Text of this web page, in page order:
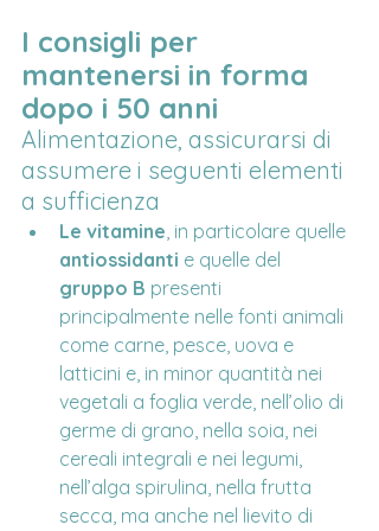
I consigli per
mantenersi in forma
dopo i 50 anni
Alimentazione, assicurarsi di
assumere i seguenti elementi
a sufficienza
Le vitamine, in particolare quelle
antiossidanti e quelle del
gruppo B presenti
principalmente nelle fonti animali
come carne, pesce, uova e
latticini e, in minor quantità nei
vegetali a foglia verde, nell’olio di
germe di grano, nella soia, nei
cereali integrali e nei legumi,
nell’alga spirulina, nella frutta
secca, ma anche nel lievito di